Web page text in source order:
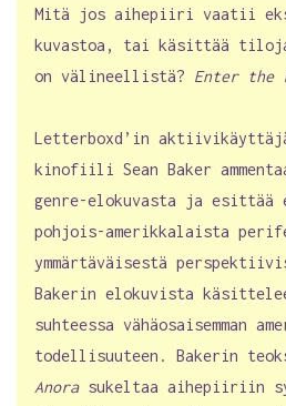
Mitä jos aihepiiri vaatii
kuvastoa, tai käsittää
on välineellistä? Enter the
Letterboxd’in aktiivikäyttäjä
kinofiili Sean Baker
genre-elokuvasta ja esittää
pohjois-amerikkalaista
ymmärtäväisestä
Bakerin elokuvista
suhteessa vähäosaisemman
todellisuuteen. Bakerin
Anorasukeltaa aihepiiriin